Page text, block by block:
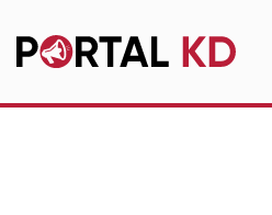
Pular